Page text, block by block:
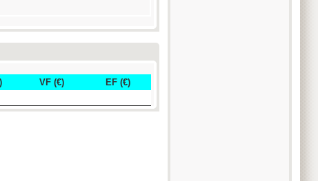
VF (€) EF (€)